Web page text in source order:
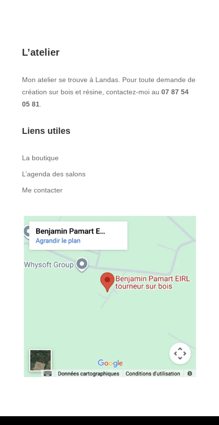
L’atelier
Mon atelier se trouve à Landas. Pour toute demande de
création sur bois et résine, contactez-moi au 07 87 54
05 81.
Liens utiles
La boutique
L’agenda des salons
Me contacter